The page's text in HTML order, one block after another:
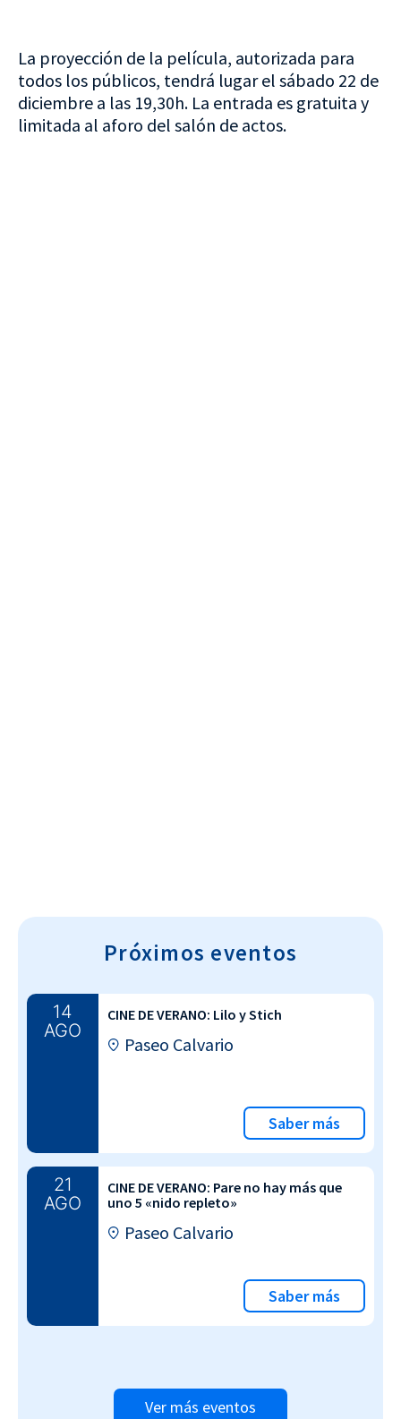
La proyección de la película, autorizada para
todos los públicos, tendrá lugar el sábado 22 de
diciembre a las 19,30h. La entrada es gratuita y
limitada al aforo del salón de actos.
Próximos eventos
14
AGO
CINE DE VERANO: Lilo y Stich
Paseo Calvario
Saber más
21
AGO
CINE DE VERANO: Pare no hay más que
uno 5 «nido repleto»
Paseo Calvario
Saber más
Ver más eventos